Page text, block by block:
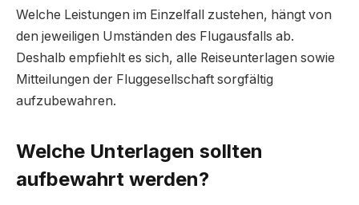
Welche Leistungen im Einzelfall zustehen, hängt von
den jeweiligen Umständen des Flugausfalls ab.
Deshalb empfiehlt es sich, alle Reiseunterlagen sowie
Mitteilungen der Fluggesellschaft sorgfältig
aufzubewahren.
Welche Unterlagen sollten
aufbewahrt werden?